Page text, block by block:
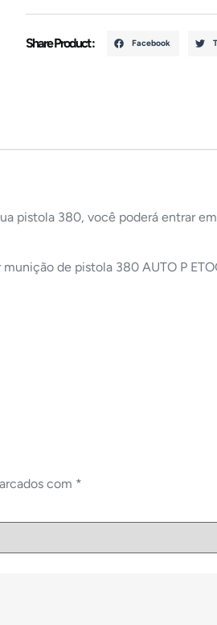
Share Product : Facebook
pistola 380, você poderá entrar
de pistola 380 AUTO P
com *